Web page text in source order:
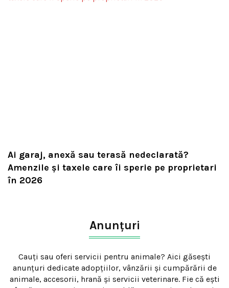
Ai garaj, anexă sau terasă nedeclarată?
Amenzile și taxele care îi sperie pe proprietari
în 2026
Anunțuri
Cauți sau oferi servicii pentru animale? Aici găsești
anunțuri dedicate adopțiilor, vânzării și cumpărării de
animale, accesorii, hrană și servicii veterinare. Fie că ești